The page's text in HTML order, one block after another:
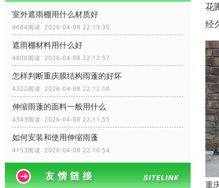
室外遮雨棚用什么材质好
4684阅读 2026-04-08 22:13:30
遮雨棚材料用什么好
4808阅读 2026-04-08 22:12:57
怎样判断重庆膜结构雨蓬的好坏
4322阅读 2026-04-08 22:12:10
伸缩雨蓬的面料一般用什么
4343阅读 2026-04-08 22:11:55
如何安装和使用伸缩雨蓬
4153阅读 2026-04-08 22:10:54
花
经
重